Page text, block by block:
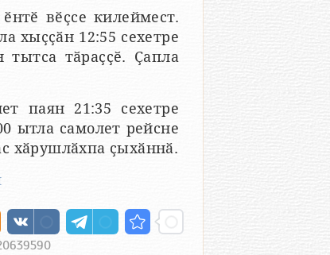
вӗҫсе килеймест.
хыҫҫӑн 12:55 сехетре
тӑраҫҫӗ. Ҫапла
паян 21:35 сехетре
ытла самолет рейсне
хӑрушлӑхпа ҫыхӑннӑ.